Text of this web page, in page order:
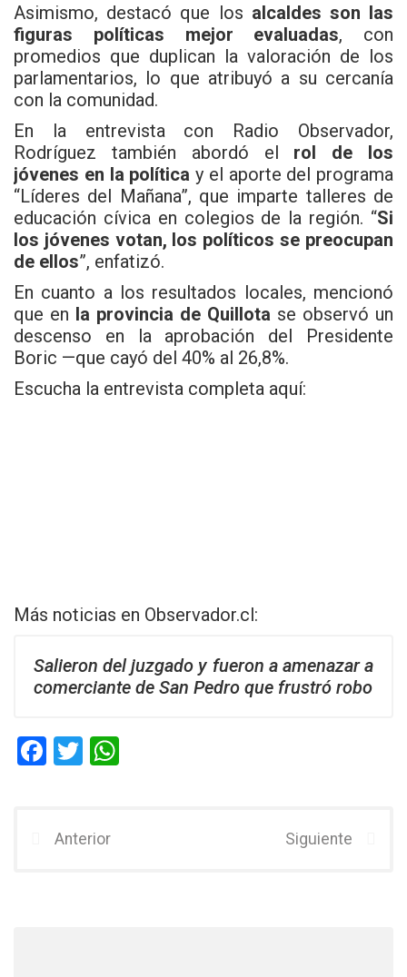
Asimismo, destacó que los alcaldes son las
figuras políticas mejor evaluadas, con
promedios que duplican la valoración de los
parlamentarios, lo que atribuyó a su cercanía
con la comunidad.
En la entrevista con Radio Observador,
Rodríguez también abordó el rol de los
jóvenes en la política y el aporte del programa
“Líderes del Mañana”, que imparte talleres de
educación cívica en colegios de la región. “Si
los jóvenes votan, los políticos se preocupan
de ellos”, enfatizó.
En cuanto a los resultados locales, mencionó
que en la provincia de Quillota se observó un
descenso en la aprobación del Presidente
Boric —que cayó del 40% al 26,8%.
Escucha la entrevista completa aquí:
Más noticias en Observador.cl:
Salieron del juzgado y fueron a amenazar a
comerciante de San Pedro que frustró robo
F
b
T
er
Anterior Siguiente